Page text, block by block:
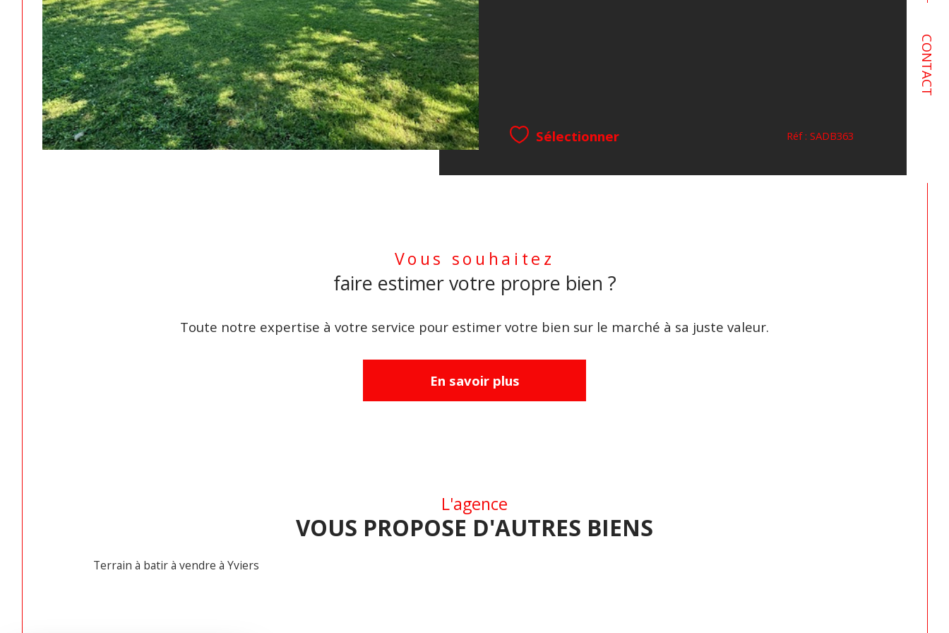
CONTACT
Sélectionner Réf : SADB363
Vous souhaitez
faire estimer votre propre bien ?
Toute notre expertise à votre service pour estimer votre bien sur le marché à sa juste valeur.
En savoir plus
L'agence
VOUS PROPOSE D'AUTRES BIENS
Terrain à batir à vendre à Yviers